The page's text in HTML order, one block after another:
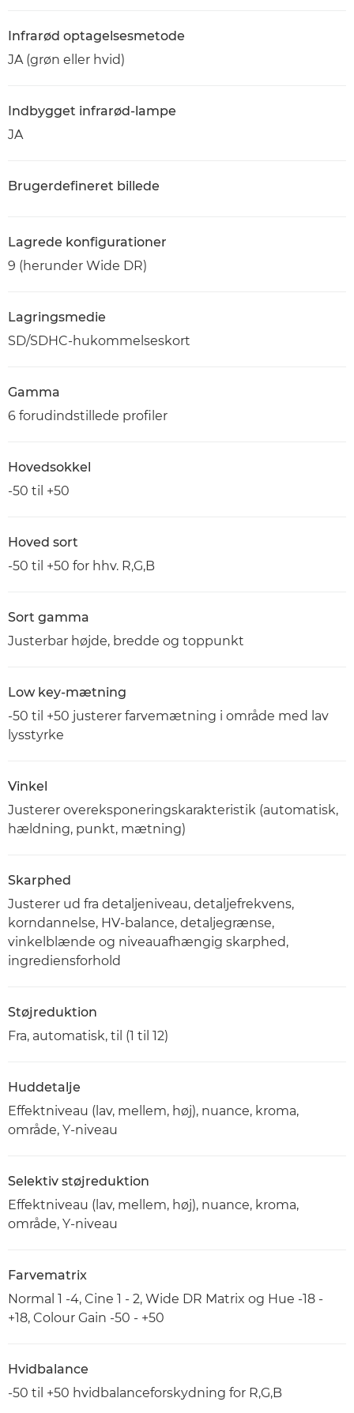
Infrarød optagelsesmetode
JA (grøn eller hvid)
Indbygget infrarød-lampe
JA
Brugerdefineret billede
Lagrede konfigurationer
9 (herunder Wide DR)
Lagringsmedie
SD/SDHC-hukommelseskort
Gamma
6 forudindstillede profiler
Hovedsokkel
-50 til +50
Hoved sort
-50 til +50 for hhv. R,G,B
Sort gamma
Justerbar højde, bredde og toppunkt
Low key-mætning
-50 til +50 justerer farvemætning i område med lav
lysstyrke
Vinkel
Justerer overeksponeringskarakteristik (automatisk,
hældning, punkt, mætning)
Skarphed
Justerer ud fra detaljeniveau, detaljefrekvens,
korndannelse, HV-balance, detaljegrænse,
vinkelblænde og niveauafhængig skarphed,
ingrediensforhold
Støjreduktion
Fra, automatisk, til (1 til 12)
Huddetalje
Effektniveau (lav, mellem, høj), nuance, kroma,
område, Y-niveau
Selektiv støjreduktion
Effektniveau (lav, mellem, høj), nuance, kroma,
område, Y-niveau
Farvematrix
Normal 1 -4, Cine 1 - 2, Wide DR Matrix og Hue -18 -
+18, Colour Gain -50 - +50
Hvidbalance
-50 til +50 hvidbalanceforskydning for R,G,B